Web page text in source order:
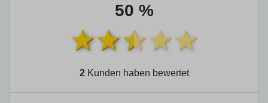
50 %
2Kunden haben bewertet